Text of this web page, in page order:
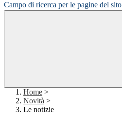
Campo di ricerca per le pagine del sito
Home >
Novità >
Le notizie